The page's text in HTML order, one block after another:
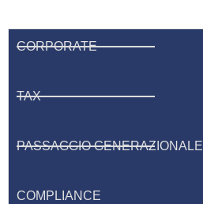
CORPORATE
TAX
PASSAGGIO GENERAZIONALE
COMPLIANCE